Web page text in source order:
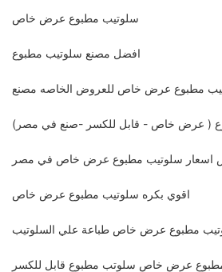
سلوتيب مطبوع عرض خاص
افضل مصنع سلوتيب مطبوع
مطبوع عرض خاص للعروض الخاصه مصنع
( عرض خاص - قابل للكسر -صنع في مصر)
اسعار سلوتيب مطبوع عرض خاص في مصر
اقوي بكره سلوتيب مطبوع عرض خاص
مطبوع عرض خاص طباعة علي السلوتيب
عرض خاص سلوتب مطبوع قابل للكسر